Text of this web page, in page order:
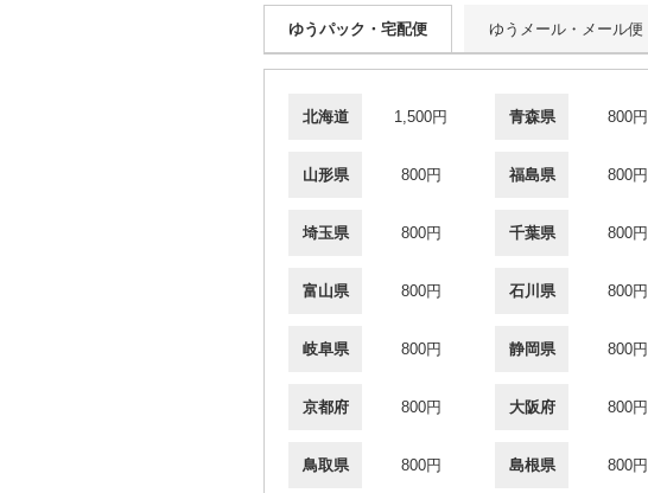
ゆうパック・宅配便 ゆうメール・メール便
北海道 1,500円 青森県 800円
山形県 800円 福島県 800円
埼玉県 800円 千葉県 800円
富山県 800円 石川県 800円
岐阜県 800円 静岡県 800円
京都府 800円 大阪府 800円
鳥取県 800円 島根県 800円